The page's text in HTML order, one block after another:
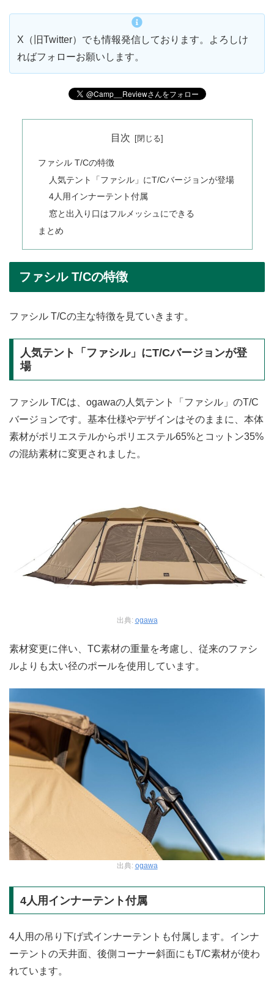
X（旧Twitter）でも情報発信しております。よろしけ
ればフォローお願いします。
目次
ファシル T/Cの特徴
人気テント「ファシル」にT/Cバージョンが登場
4人用インナーテント付属
窓と出入り口はフルメッシュにできる
まとめ
ファシル T/Cの特徴
ファシル T/Cの主な特徴を見ていきます。
人気テント「ファシル」にT/Cバージョンが登
場
ファシル T/Cは、ogawaの人気テント「ファシル」のT/C
バージョンです。基本仕様やデザインはそのままに、本体
素材がポリエステルからポリエステル65%とコットン35%
の混紡素材に変更されました。
出典: ogawa
素材変更に伴い、TC素材の重量を考慮し、従来のファシ
ルよりも太い径のポールを使用しています。
出典: ogawa
4人用インナーテント付属
4人用の吊り下げ式インナーテントも付属します。インナ
ーテントの天井面、後側コーナー斜面にもT/C素材が使わ
れています。